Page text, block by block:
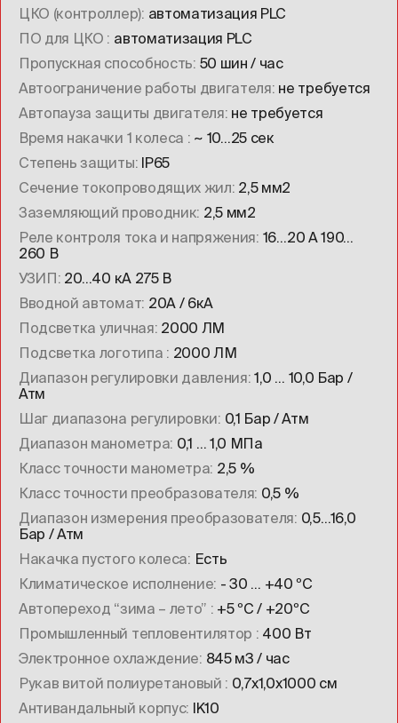
ЦКО (контроллер) автоматизация PLC
ПО для ЦКО
автоматизация PLC
Пропускная способность 50 шин / час
Автоограничение работы двигателя не требуется
Автопауза защиты двигателя не требуется
Время накачки 1 колеса
~ 10…25 сек
Степень защиты IP65
Сечение токопроводящих жил 2,5 мм2
Заземляющий проводник 2,5 мм2
Реле контроля тока и напряжения 16…20 А 190…
260 В
УЗИП 20…40 кА 275 В
Вводной автомат 20А / 6кА
Подсветка уличная 2000 ЛМ
Подсветка логотипа
2000 ЛМ
Диапазон регулировки давления 1,0 … 10,0 Бар /
Атм
Шаг диапазона регулировки 0,1 Бар / Атм
Диапазон манометра 0,1 … 1,0 МПа
Класс точности манометра 2,5 %
Класс точности преобразователя 0,5 %
Диапазон измерения преобразователя 0,5…16,0
Бар / Атм
Накачка пустого колеса
Есть
Климатическое исполнение - 30 … +40 ºC
Автопереход “зима – лето”
+5 ºC / +20ºC
Промышленный тепловентилятор
400 Вт
Электронное охлаждение 845 м3 / час
Рукав витой полиуретановый
0,7х1,0х1000 см
Антивандальный корпус IK10